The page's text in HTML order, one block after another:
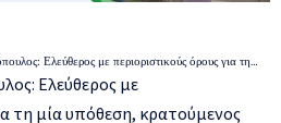
με περιοριστικούς όρους για τη μία υπόθεση, κρατούμενος για την άλλη